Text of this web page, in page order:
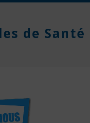
de Santé